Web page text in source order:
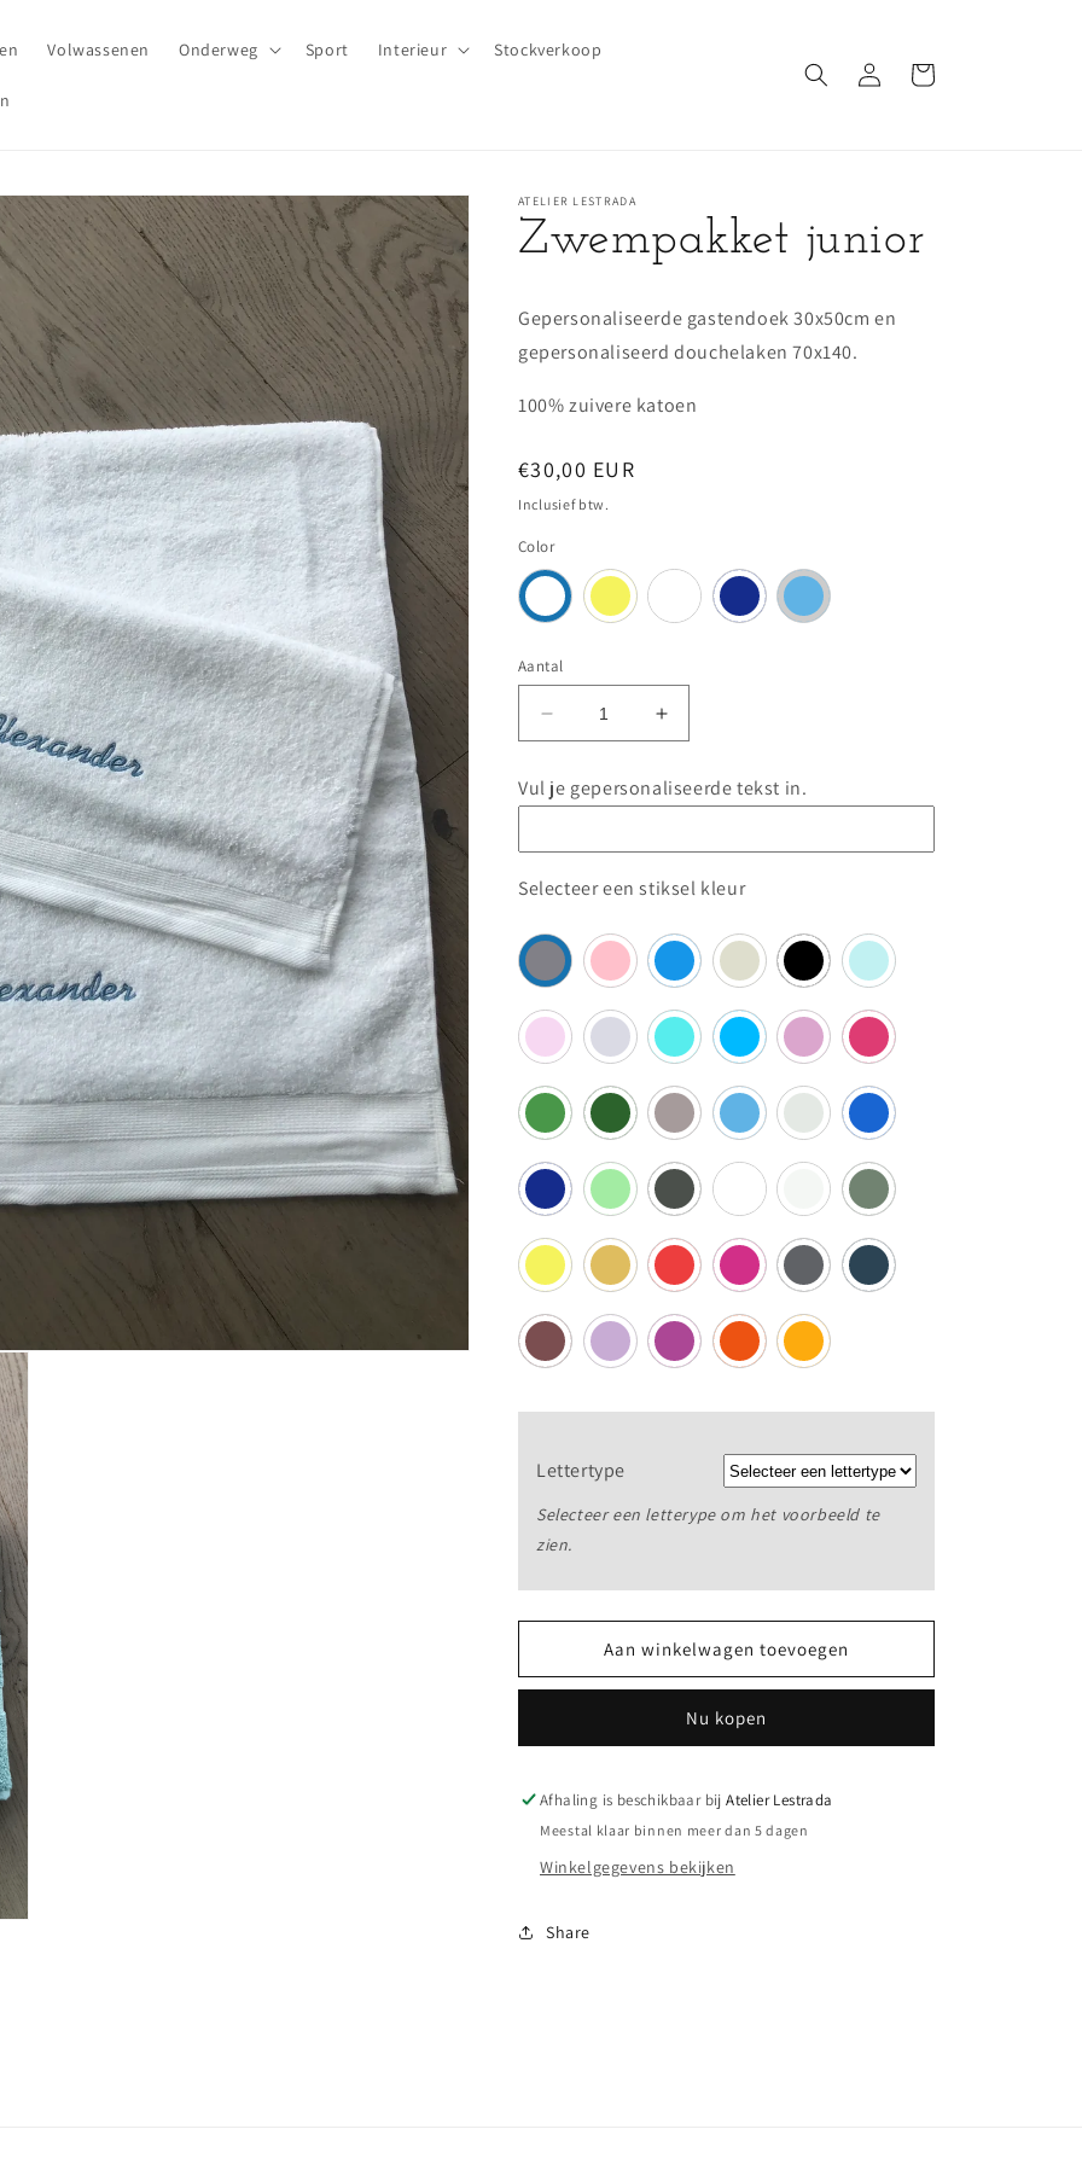
Volwassenen Onderweg Sport Interieur Stockverkoop
InloggenWinkelwagen
ATELIER LESTRADA
Zwempakket junior
Gepersonaliseerde gastendoek 30x50cm en
gepersonaliseerd douchelaken 70x140.
100% zuivere katoen
Normale
prijs
€30,00 EUR
Inclusief btw.
Color
Variant
uitverkocht
of
niet
Aantal
Aantal
verlagen
Zwempakket
Aantal
verhogen
voor
Zwempakket
Vul je gepersonaliseerde tekst in.
Selecteer een stiksel kleur
Lettertype
Selecteer een letterype om het voorbeeld te
zien.
Aan winkelwagen toevoegen
Nu kopen
Afhaling is beschikbaar bijAtelier Lestrada
Meestal klaar binnen meer dan 5 dagen
Winkelgegevens bekijken
Share